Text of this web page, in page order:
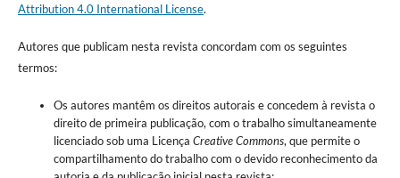
Attribution 4.0 International License.
Autores que publicam nesta revista concordam com os seguintes
termos:
Os autores mantêm os direitos autorais e concedem à revista o
direito de primeira publicação, com o trabalho simultaneamente
licenciado sob uma Licença Creative Commons, que permite o
compartilhamento do trabalho com o devido reconhecimento da